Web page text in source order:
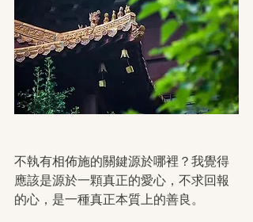
不執有相佈施的關鍵源於哪裡？我覺得
應該是源於一顆真正的愛心，不求回報
的心，是一種真正本質上的善良。